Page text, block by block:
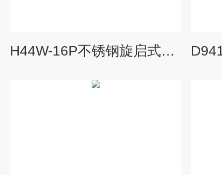
H44W-16P不锈钢旋启式止回阀dn200